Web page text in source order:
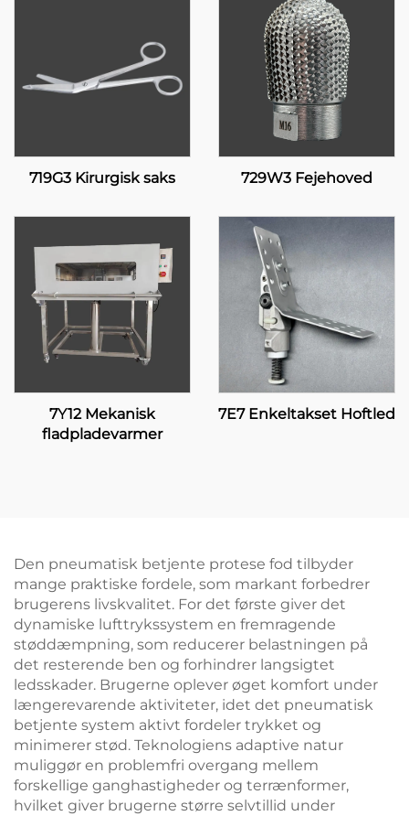
719G3 Kirurgisk saks 729W3 Fejehoved
7Y12 Mekanisk
fladpladevarmer
7E7 Enkeltakset Hoftled
Den pneumatisk betjente protese fod tilbyder
mange praktiske fordele, som markant forbedrer
brugerens livskvalitet. For det første giver det
dynamiske lufttrykssystem en fremragende
støddæmpning, som reducerer belastningen på
det resterende ben og forhindrer langsigtet
ledsskader. Brugerne oplever øget komfort under
længerevarende aktiviteter, idet det pneumatisk
betjente system aktivt fordeler trykket og
minimerer stød. Teknologiens adaptive natur
muliggør en problemfri overgang mellem
forskellige ganghastigheder og terrænformer,
hvilket giver brugerne større selvtillid under